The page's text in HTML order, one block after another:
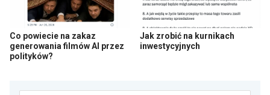
Co powiecie na zakaz
generowania filmów AI przez
polityków?
Jak zrobić na kurnikach
inwestycyjnych